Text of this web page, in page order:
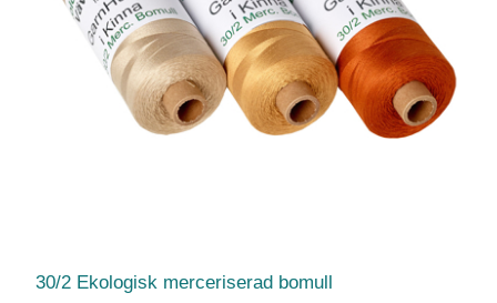
30/2 Ekologisk merceriserad bomull